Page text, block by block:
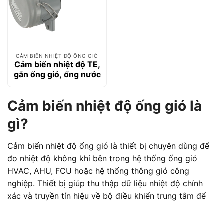
CẢM BIẾN NHIỆT ĐỘ ỐNG GIÓ
Cảm biến nhiệt độ TE,
gắn ống gió, ống nước
Cảm biến nhiệt độ ống gió là
gì?
Cảm biến nhiệt độ ống gió là thiết bị chuyên dùng để
đo nhiệt độ không khí bên trong hệ thống ống gió
HVAC, AHU, FCU hoặc hệ thống thông gió công
nghiệp. Thiết bị giúp thu thập dữ liệu nhiệt độ chính
xác và truyền tín hiệu về bộ điều khiển trung tâm để